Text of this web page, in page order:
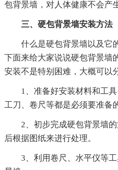
包背景墙，对人体健康不会产
三、硬包背景墙安装方法
什么是硬包背景墙以及它
下面来给大家说说硬包背景墙
安装不是特别困难，大概可以
1、准备好安装材料和工
工刀、卷尺等都是必须要准备
2、初步完成硬包背景墙
后根据图纸来进行处理。
3、利用卷尺、水平仪等